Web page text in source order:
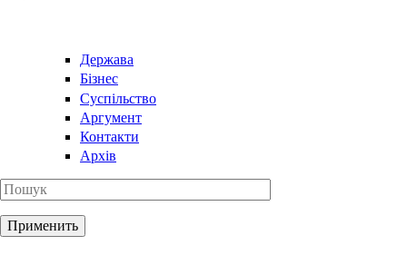
Держава
Бізнес
Суспільство
Аргумент
Контакти
Архів